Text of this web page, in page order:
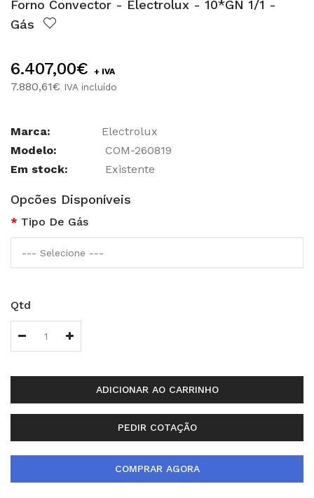
Forno Convector - Electrolux - 10*GN 1/1 -
Gás
6.407,00€ + IVA
7.880,61€ IVA incluído
Marca:
Electrolux
Modelo:
COM-260819
Em stock:
Existente
Opcões Disponíveis
Tipo De Gás
Qtd
ADICIONAR AO CARRINHO
PEDIR COTAÇÃO
COMPRAR AGORA